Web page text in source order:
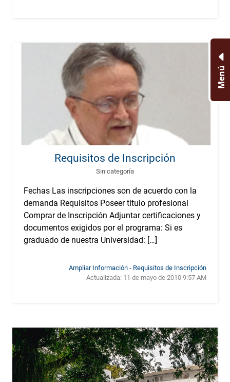
Requisitos de Inscripción
Sin categoría
Fechas Las inscripciones son de acuerdo con la
demanda Requisitos Poseer titulo profesional
Comprar de Inscripción Adjuntar certificaciones y
documentos exigidos por el programa: Si es
graduado de nuestra Universidad: […]
Ampliar Información - Requisitos de Inscripción
Actualizada: 11 de mayo de 2010 9:57 AM
Menú